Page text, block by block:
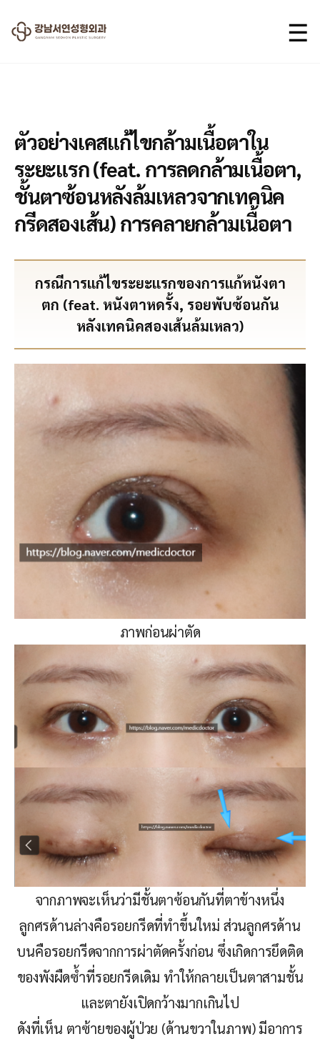
☰
ตัวอย่างเคสแก้ไขกล้ามเนื้อตาใน
ระยะแรก (feat. การลดกล้ามเนื้อตา,
ชั้นตาซ้อนหลังล้มเหลวจากเทคนิค
กรีดสองเส้น) การคลายกล้ามเนื้อตา
กรณีการแก้ไขระยะแรกของการแก้หนังตา
ตก (feat. หนังตาหดรั้ง, รอยพับซ้อนกัน
หลังเทคนิคสองเส้นล้มเหลว)
ภาพก่อนผ่าตัด
จากภาพจะเห็นว่ามีชั้นตาซ้อนกันที่ตาข้างหนึ่ง
ลูกศรด้านล่างคือรอยกรีดที่ทำขึ้นใหม่ ส่วนลูกศรด้าน
บนคือรอยกรีดจากการผ่าตัดครั้งก่อน ซึ่งเกิดการยึดติด
ของพังผืดซ้ำที่รอยกรีดเดิม ทำให้กลายเป็นตาสามชั้น
และตายังเปิดกว้างมากเกินไป
ดังที่เห็น ตาซ้ายของผู้ป่วย (ด้านขวาในภาพ) มีอาการ